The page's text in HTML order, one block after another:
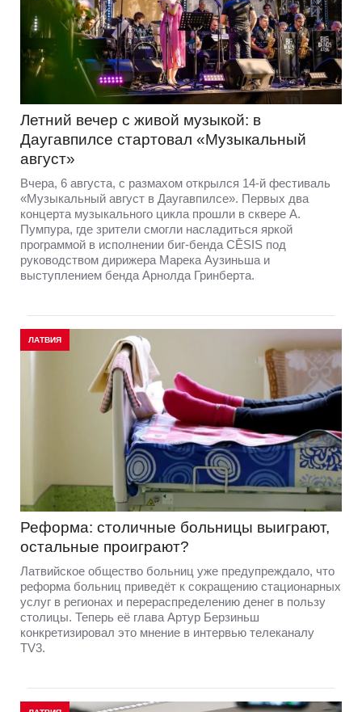
Летний вечер с живой музыкой: в
Даугавпилсе стартовал «Музыкальный
август»
Вчера, 6 августа, с размахом открылся 14-й фестиваль
«Музыкальный август в Даугавпилсе». Первых два
концерта музыкального цикла прошли в сквере А.
Пумпура, где зрители смогли насладиться яркой
программой в исполнении биг-бенда CĒSIS под
руководством дирижера Марека Аузиньша и
выступлением бенда Арнолда Гринберта.
ЛАТВИЯ
Реформа: столичные больницы выиграют,
остальные проиграют?
Латвийское общество больниц уже предупреждало, что
реформа больниц приведёт к сокращению стационарных
услуг в регионах и перераспределению денег в пользу
столицы. Теперь её глава Артур Берзиньш
конкретизировал это мнение в интервью телеканалу
TV3.